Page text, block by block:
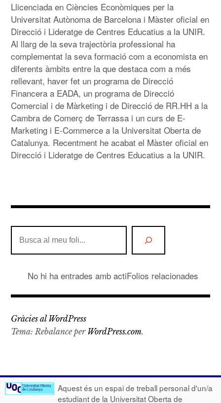
Llicenciada en Ciències Econòmiques per la
Universitat Autònoma de Barcelona i Màster oficial en
Direcció i Lideratge de Centres Educatius a la UNIR.
Al llarg de la seva trajectòria professional ha
complementat la seva formació com a economista en
diferents àmbits entre la que destaca com a més
rellevant, haver fet un programa de Direcció
Financera a EADA, un programa de Direcció
Comercial i de Màrketing i de Direcció de RR.HH a la
Cambra de Comerç de Terrassa i un curs de E-
Marketing i E-Commerce a la Universitat Oberta de
Catalunya. Recentment he acabat el Màster oficial en
Direcció i Lideratge de Centres Educatius a la UNIR.
No hi ha entrades amb actiFolios relacionades
Gràcies al WordPress
Tema: Rebalance per WordPress.com.
Aquest és un espai de treball personal d'un/a
estudiant de la Universitat Oberta de